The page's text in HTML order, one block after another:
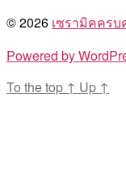
© 2026 เซรามิคครบ
Powered by
To the top ↑ Up ↑